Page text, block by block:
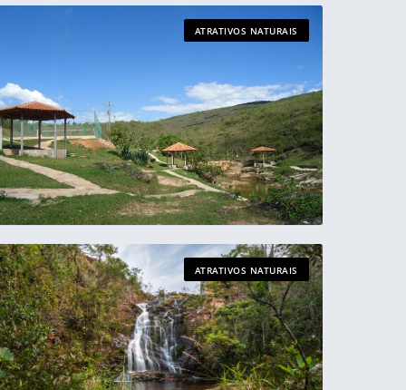
ATRATIVOS NATURAIS
ATRATIVOS NATURAIS